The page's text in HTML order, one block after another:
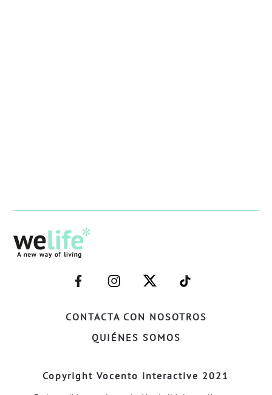
CONTACTA CON NOSOTROS
QUIÉNES SOMOS
–
FACEBOOK–
–
INSTAGRAM–
–
TWITTER–
–
WELIFE–
Copyright Vocento interactive 2021